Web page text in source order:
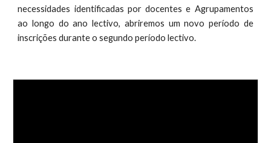
necessidades identificadas por docentes e Agrupamentos
ao longo do ano lectivo, abriremos um novo período de
inscrições durante o segundo período lectivo.